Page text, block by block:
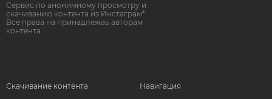
Сервис по анонимному просмотру и
скачиванию контента из Инстаграм*.
Все права на принадлежаь авторам
контента.
Скачивание контента Навигация